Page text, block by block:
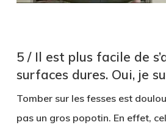
5 / Il est plus facile de
surfaces dures. Oui, je
Tomber sur les fesses est
pas un gros popotin. En effet,